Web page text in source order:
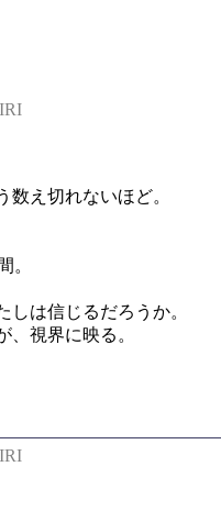
え切れないほど。
。
は信じるだろうか。
視界に映る。